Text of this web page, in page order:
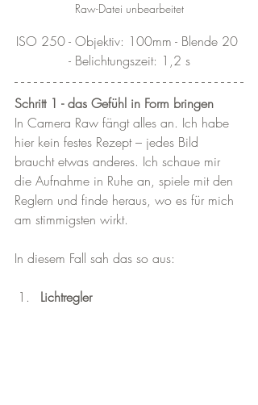
Raw-Datei unbearbeitet
ISO 250 - Objektiv: 100mm - Blende 20
- Belichtungszeit: 1,2 s
Schritt 1 - das Gefühl in Form bringen
In Camera Raw fängt alles an. Ich habe
hier kein festes Rezept – jedes Bild
braucht etwas anderes. Ich schaue mir
die Aufnahme in Ruhe an, spiele mit den
Reglern und finde heraus, wo es für mich
am stimmigsten wirkt.
In diesem Fall sah das so aus:
Lichtregler